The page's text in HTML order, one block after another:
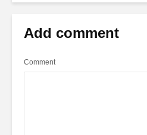
Add comment
Comment